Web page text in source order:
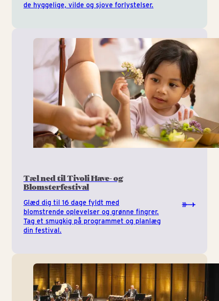
de hyggelige, vilde og sjove forlystelser.
Tæl ned til Tivoli Have- og
Blomsterfestival
Glæd dig til 16 dage fyldt med
blomstrende oplevelser og grønne fingrer.
Tag et smugkig på programmet og planlæg
din festival.